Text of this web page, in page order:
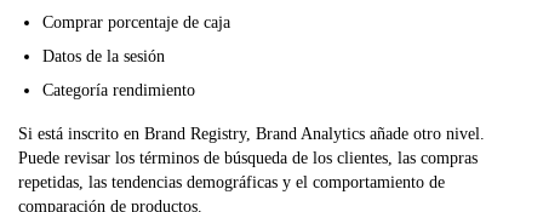
Comprar porcentaje de caja
Datos de la sesión
Categoría rendimiento
Si está inscrito en Brand Registry, Brand Analytics añade otro nivel.
Puede revisar los términos de búsqueda de los clientes, las compras
repetidas, las tendencias demográficas y el comportamiento de
comparación de productos.